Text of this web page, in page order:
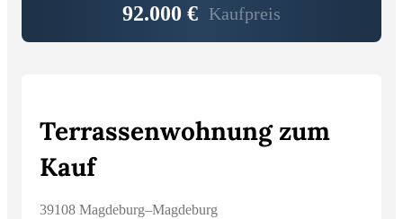
92.000 € Kaufpreis
Terrassenwohnung zum
Kauf
39108 Magdeburg–Magdeburg